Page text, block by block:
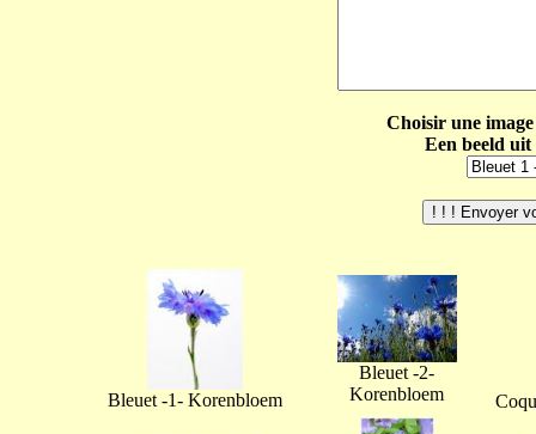
Choisir une
Een beeld
Bleuet -1- Korenbloem
Bleuet -2-
Korenbloem